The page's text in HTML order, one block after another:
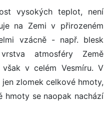
vysokých teplot, není
na Zemi v přirozeném
vzácně - např. blesk
atmosféry Země
v celém Vesmíru. V
zlomek celkové hmoty,
hmoty se naopak nachází